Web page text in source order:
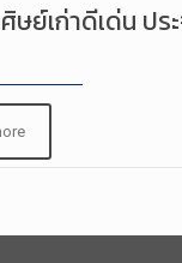
ษย์เก่าดีเด่น ปร